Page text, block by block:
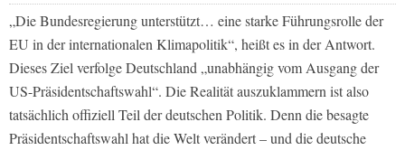
„Die Bundesregierung unterstützt… eine starke Führungsrolle der
EU in der internationalen Klimapolitik“, heißt es in der Antwort.
Dieses Ziel verfolge Deutschland „unabhängig vom Ausgang der
US-Präsidentschaftswahl“. Die Realität auszuklammern ist also
tatsächlich offiziell Teil der deutschen Politik. Denn die besagte
Präsidentschaftswahl hat die Welt verändert – und die deutsche